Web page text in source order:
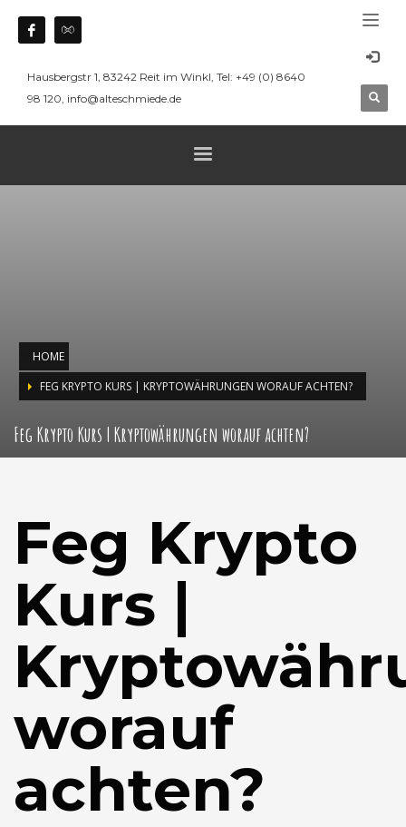
Hausbergstr 1, 83242 Reit im Winkl, Tel: +49 (0) 8640
98 120, info@alteschmiede.de
HOME
FEG KRYPTO KURS | KRYPTOWÄHRUNGEN WORAUF ACHTEN?
Feg Krypto Kurs | Kryptowährungen worauf achten?
Feg Krypto
Kurs |
worauf
achten?